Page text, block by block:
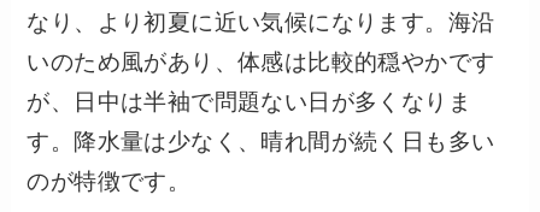
なり、より初夏に近い気候になります。海沿
いのため風があり、体感は比較的穏やかです
が、日中は半袖で問題ない日が多くなりま
す。降水量は少なく、晴れ間が続く日も多い
のが特徴です。